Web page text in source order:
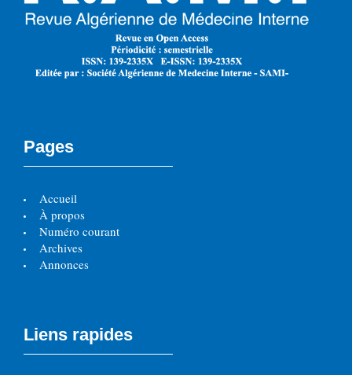
Pages
Accueil
À propos
Numéro courant
Archives
Annonces
Liens rapides